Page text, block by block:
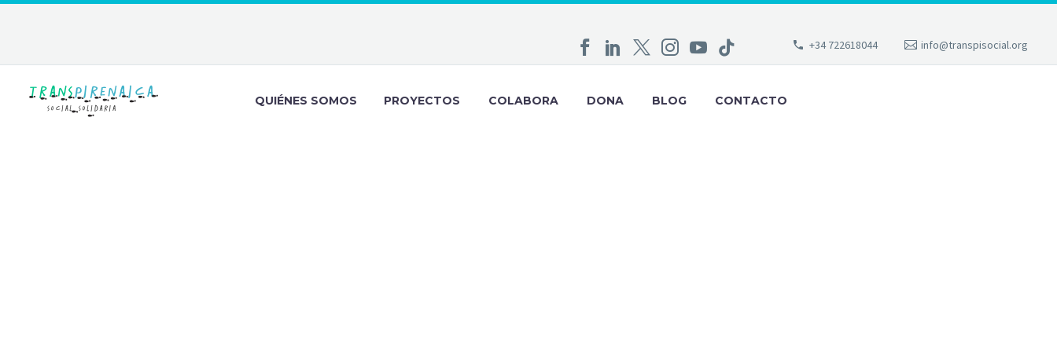
+34 722618044 info@transpisocial.org
QUIÉNES SOMOS PROYECTOS COLABORA DONA BLOG CONTACTO